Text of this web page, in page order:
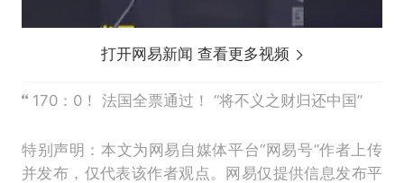
打开网易新闻 查看更多视频
170：0！ 法国全票通过！ “将不义之财归还中国”
特别声明：本文为网易自媒体平台“网易号”作者上传
并发布，仅代表该作者观点。网易仅提供信息发布平